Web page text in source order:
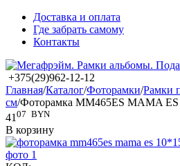
Доставка и оплата
Где забрать самому
Контакты
+375(29)962-12-12
Главная/Каталог/Фоторамки/Рамки
см/Фоторамка MM465ES MAMA
41 07 BYN
В корзину